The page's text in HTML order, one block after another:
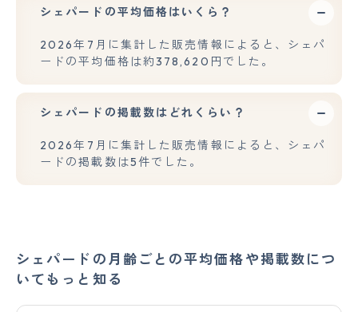
シェパードの平均価格はいくら？
2026年7月に集計した販売情報によると、シェパ
ードの平均価格は約378,620円でした。
シェパードの掲載数はどれくらい？
2026年7月に集計した販売情報によると、シェパ
ードの掲載数は5件でした。
シェパードの月齢ごとの平均価格や掲載数につ
いてもっと知る